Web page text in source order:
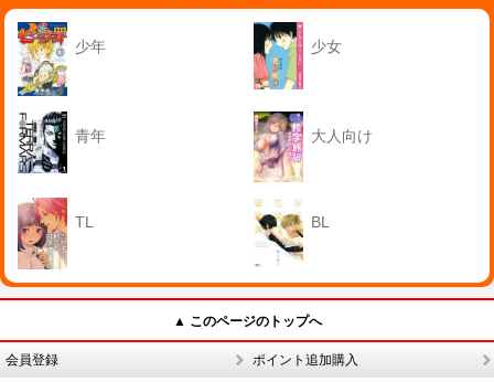
少年 少女
青年 大人向け
TL BL
▲ このページのトップへ
会員登録 ポイント追加購入